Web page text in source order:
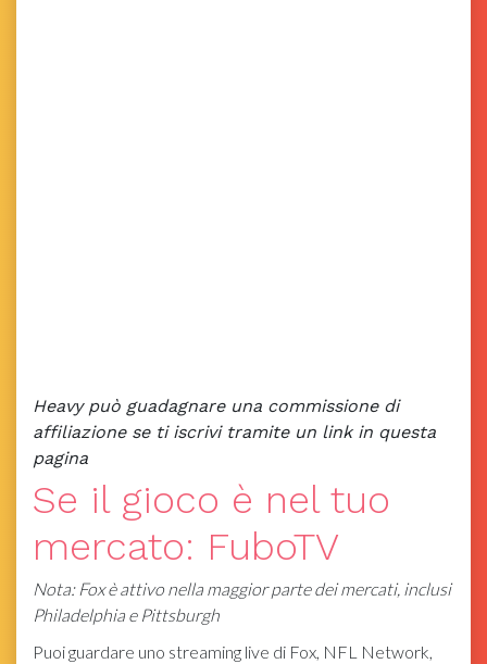
Heavy può guadagnare una commissione di
affiliazione se ti iscrivi tramite un link in questa
pagina
Se il gioco è nel tuo
mercato: FuboTV
Nota: Fox è attivo nella maggior parte dei mercati, inclusi
Philadelphia e Pittsburgh
Puoi guardare uno streaming live di Fox, NFL Network,